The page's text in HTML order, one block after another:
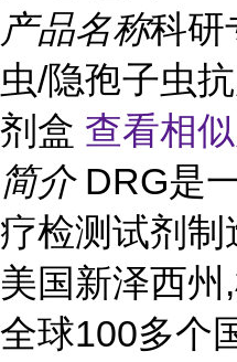
产品名称科研
虫/隐孢子虫
剂盒 查看相
简介 DRG是
疗检测试剂制
美国新泽西
全球100多个